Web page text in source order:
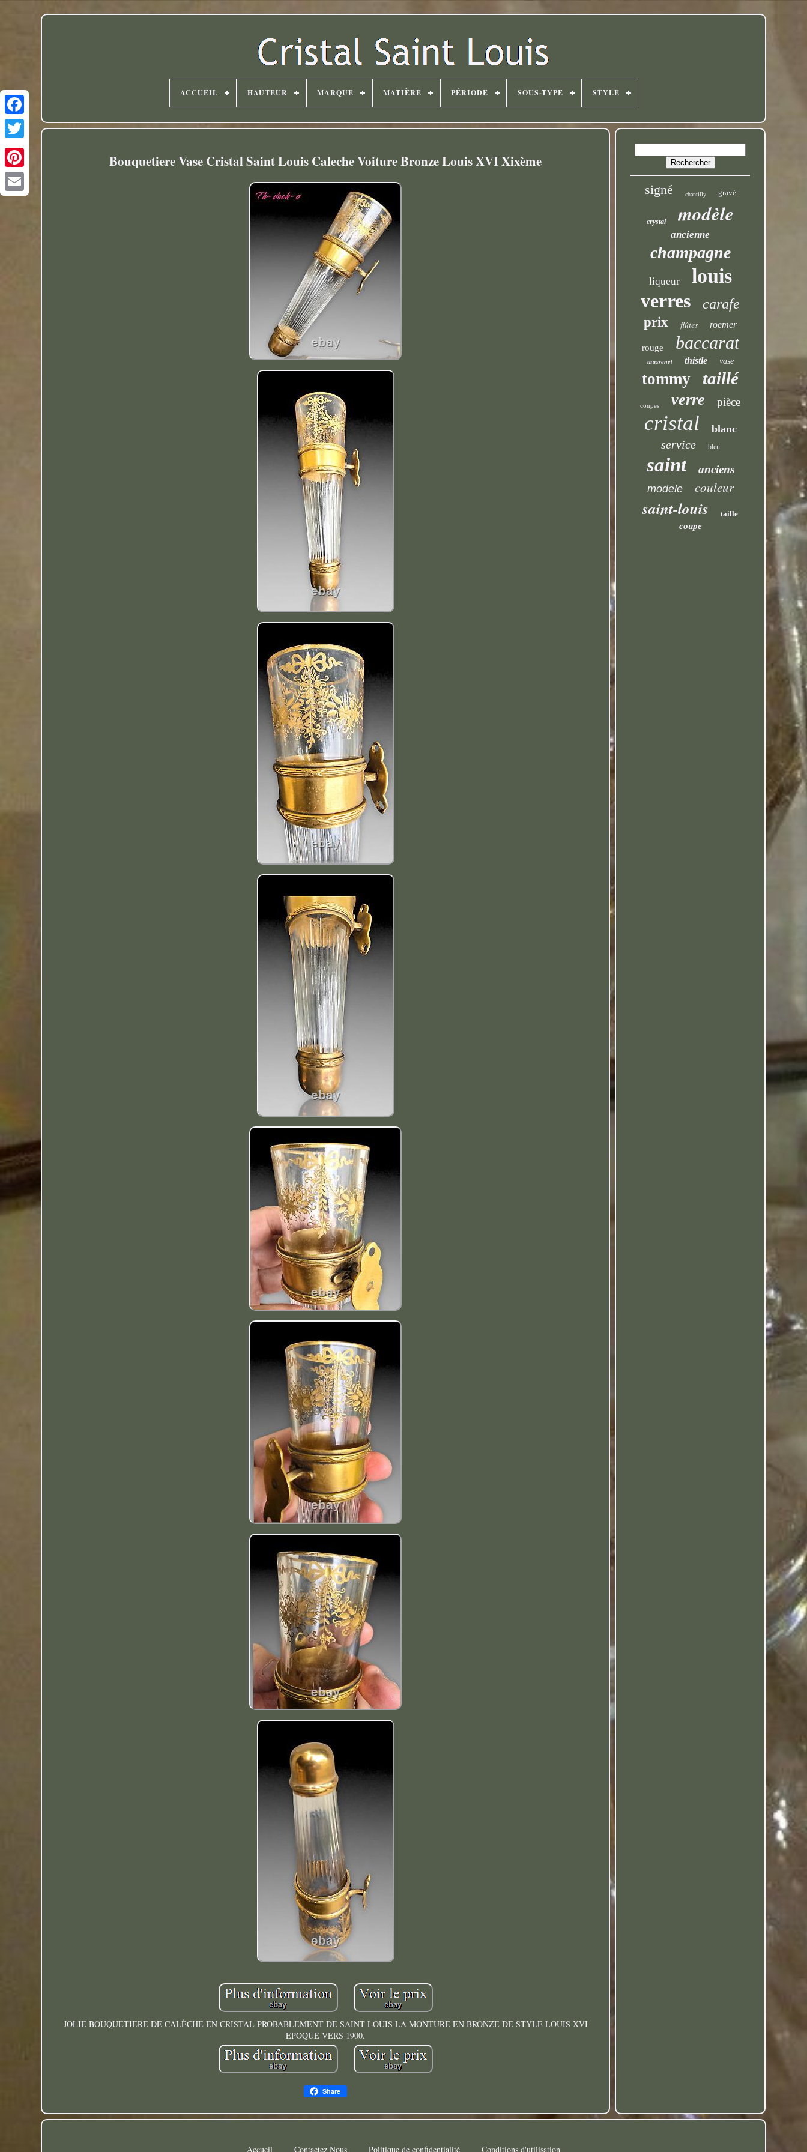
Twitter
ACCUEIL HAUTEUR MARQUE MATIÈRE PÉRIODE SOUS-TYPE STYLE
Bouquetiere Vase Cristal Saint Louis Caleche Voiture Bronze Louis XVI Xixème
JOLIE BOUQUETIERE DE CALÈCHE EN CRISTAL PROBABLEMENT DE SAINT LOUIS LA MONTURE EN BRONZE DE STYLE LOUIS XVI
EPOQUE VERS 1900.
Share
signé chantilly gravé
crystal modèle
ancienne
champagne
liqueur louis
verres carafe
prix flûtes roemer
rouge baccarat
massenet thistle vase
tommy taillé
coupes verre pièce
cristal blanc
service bleu
saint anciens
modele couleur
saint-louis taille
coupe
Accueil Contactez Nous Politique de confidentialité Conditions d'utilisation